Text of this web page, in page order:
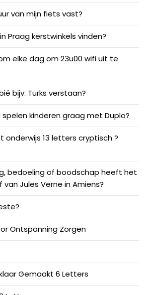
van mijn fiets vast?
Praag kerstwinkels vinden?
elke dag om 23u00 wifi uit te
bijv. Turks verstaan?
kinderen graag met Duplo?
onderwijs 13 letters cryptisch ?
bedoeling of boodschap heeft het
Jules Verne in Amiens?
Ontspanning Zorgen
Gemaakt 6 Letters